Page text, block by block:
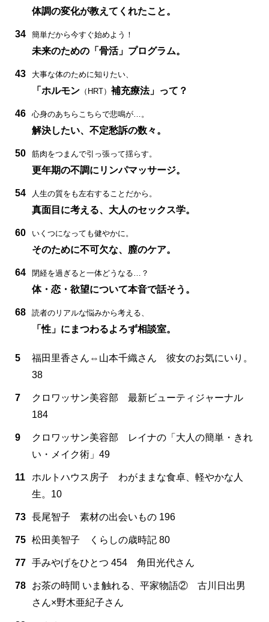
体調の変化が教えてくれたこと。
34 簡単だから今すぐ始めよう！
未来のための「骨活」プログラム。
43 大事な体のために知りたい、
「ホルモン （HRT） 補充療法」って？
46 心身のあちらこちらで悲鳴が…。
解決したい、不定愁訴の数々。
50 筋肉をつまんで引っ張って揺らす。
更年期の不調にリンパマッサージ。
54 人生の質をも左右することだから。
真面目に考える、大人のセックス学。
60 いくつになっても健やかに。
そのために不可欠な、膣のケア。
64 閉経を過ぎると一体どうなる…？
体・恋・欲望について本音で話そう。
68 読者のリアルな悩みから考える、
「性」にまつわるよろず相談室。
5
福田里香さん⇔山本千織さん 彼女のお気にいり。
38
7
クロワッサン美容部 最新ビューティジャーナル
184
9
クロワッサン美容部 レイナの「大人の簡単・きれ
い・メイク術」49
11
ホルトハウス房子 わがままな食卓、軽やかな人
生。10
73 長尾智子 素材の出会いもの 196
75 松田美智子 くらしの歳時記 80
77 手みやげをひとつ 454 角田光代さん
78
お茶の時間 いま触れる、平家物語② 古川日出男
さん×野木亜紀子さん